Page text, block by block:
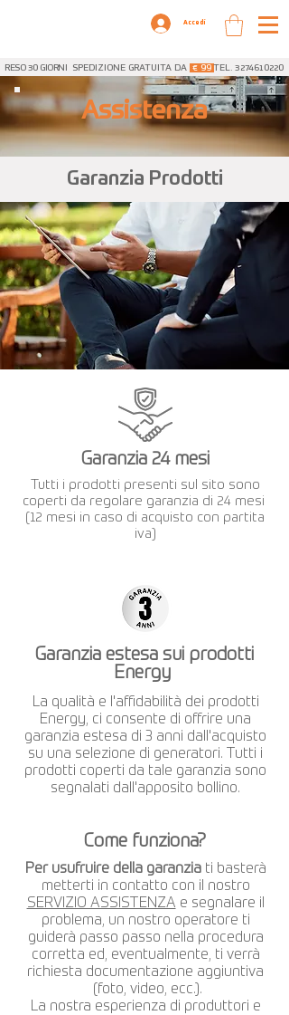
Accedi
RESO 30 GIORNI SPEDIZIONE GRATUITA DA € 99TEL. 3274610220
Assistenza
Garanzia Prodotti
Garanzia 24 mesi
Tutti i prodotti presenti sul sito sono
coperti da regolare garanzia di 24 mesi
(12 mesi in caso di acquisto con partita
iva)
Garanzia estesa sui prodotti
Energy
La qualità e l'affidabilità dei prodotti
Energy, ci consente di offrire una
garanzia estesa di 3 anni dall'acquisto
su una selezione di generatori. Tutti i
prodotti coperti da tale garanzia sono
segnalati dall'apposito bollino.
Come funziona?
Per usufruire della garanziati basterà
metterti in contatto con il nostro
SERVIZIO ASSISTENZA e segnalare il
problema, un nostro operatore ti
guiderà passo passo nella procedura
corretta ed, eventualmente, ti verrà
richiesta documentazione aggiuntiva
(foto, video, ecc.).
La nostra esperienza di produttori e